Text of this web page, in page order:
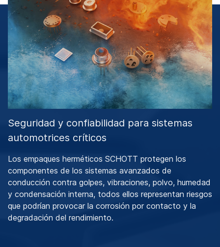
Seguridad y confiabilidad para sistemas
automotrices críticos
Los empaques herméticos SCHOTT protegen los
componentes de los sistemas avanzados de
conducción contra golpes, vibraciones, polvo, humedad
y condensación interna, todos ellos representan riesgos
que podrían provocar la corrosión por contacto y la
degradación del rendimiento.